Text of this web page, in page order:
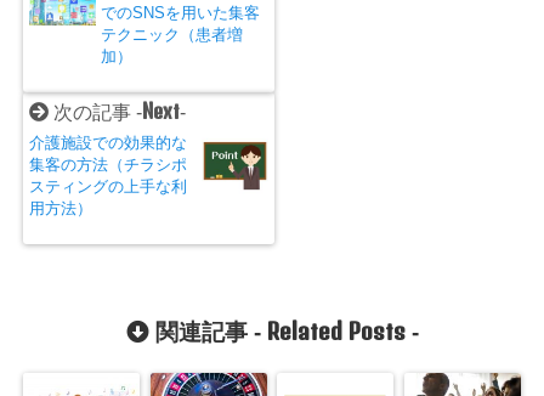
でのSNSを用いた集客
テクニック（患者増
加）
次の記事 - Next-
介護施設での効果的な
集客の方法（チラシポ
スティングの上手な利
用方法）
関連記事 - Related Posts-